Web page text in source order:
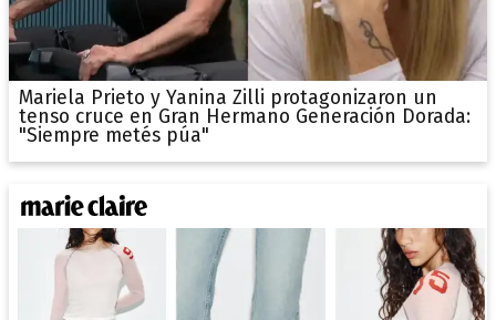
Mariela Prieto y Yanina Zilli protagonizaron un
tenso cruce en Gran Hermano Generación Dorada:
"Siempre metés púa"